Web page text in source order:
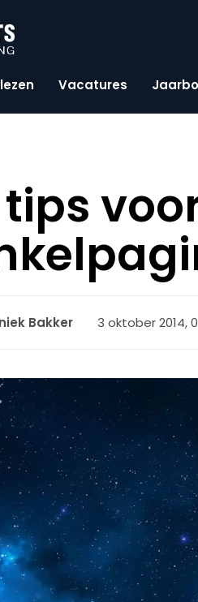
Vacatures
Bakker 3 oktober 2014,